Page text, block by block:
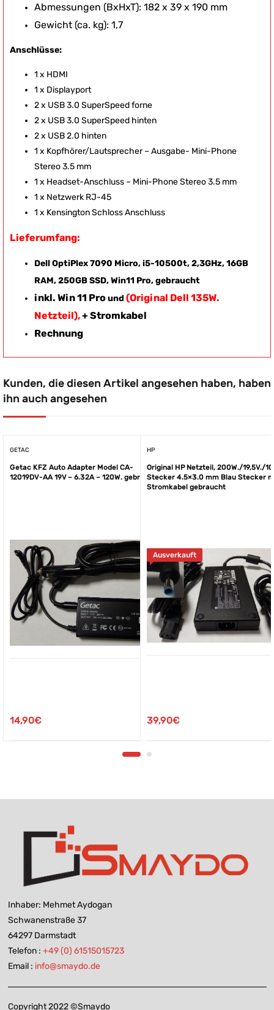
Abmessungen (BxHxT): 182 x 39 x 190 mm
Gewicht (ca. kg): 1,7
Anschlüsse:
1 x HDMI
1 x Displayport
2 x USB 3.0 SuperSpeed forne
2 x USB 3.0 SuperSpeed hinten
2 x USB 2.0 hinten
1 x Kopfhörer/Lautsprecher – Ausgabe- Mini-Phone
Stereo 3.5 mm
1 x Headset-Anschluss – Mini-Phone Stereo 3.5 mm
1 x Netzwerk RJ-45
1 x Kensington Schloss Anschluss
Lieferumfang:
Dell OptiPlex 7090 Micro, i5-10500t, 2,3GHz, 16GB
RAM, 250GB SSD, Win11 Pro, gebraucht
inkl. Win 11 Pround (Original Dell 135W.
Netzteil),+ Stromkabel
Rechnung
Kunden, die diesen Artikel angesehen haben, haben
ihn auch angesehen
GETAC
Getac KFZ Auto Adapter Model CA-
12019DV-AA 19V – 6.32A – 120W. gebraucht
14,90€
HP
Original HP Netzteil, 200W./19,5V./
Stecker 4.5×3.0 mm Blau Stecker
Stromkabel gebraucht
Ausverkauft
39,90€
Inhaber: Mehmet Aydogan
Schwanenstraße 37
64297 Darmstadt
Telefon : +49 (0) 61515015723
Email : info@smaydo.de
Copyright 2022 ©Smaydo